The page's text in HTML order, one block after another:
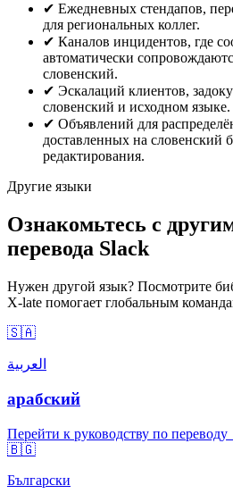
✔ Ежедневных стендапов,
для региональных коллег.
✔ Каналов инцидентов, где
автоматически
словенский.
✔ Эскалаций клиентов,
словенский и исходном языке.
✔ Объявлений для
доставленных на словенский
редактирования.
Другие языки
Ознакомьтесь с
перевода Slack
Нужен другой язык? Посмотрите
X-late помогает глобальным
🇸🇦
العربية
арабский
Перейти к руководству по
🇧🇬
Български